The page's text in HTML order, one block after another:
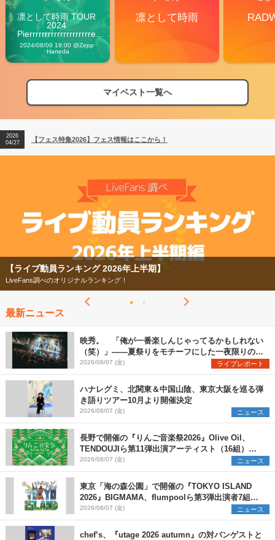
凛として時雨 TOUR
2024
Pierrrrrrrrrrrrrrrrrrrre
Vibes
2024/08/09 19:00 @Zepp
Haneda
凛として時雨
マイベスト一覧へ
【フェス特集2026】フェス情報はここから！
【ライブ動員ランキング】2026年上半期編発表！
2026
04/27
【フェス特集2026】フェス情報はここから！
2026
グ 2026年上半期】
ンキング！
最新ニュース
映秀。 「俺が一番楽しんじゃってるかもしれない
（笑）」――夏祭りをモチーフにした一夜限りのス
ペシャルライブ『色祭』レポート
2026/08/07 (金) ライブレポート
ハナレグミ、北関東＆中国山陰、東京大阪を巡る弾
き語りツアー10月より開催決定
2026/08/07 (金) ニュース
長野で開催の『りんご音楽祭2026』Olive Oil、
TENDOUJIら第11弾出演アーティスト（16組）を
発表
2026/08/07 (金) ニュース
東京「海の森公園」で開催の『TOKYO ISLAND
2026』BIGMAMA、flumpoolら第3弾出演者7組を
発表 ワークショップ・アート出展者を募集
2026/08/07 (金) ニュース
chef’s、『utage 2026 autumn』の対バンゲストと